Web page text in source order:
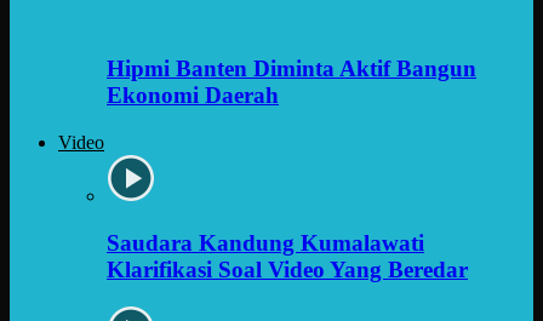
Hipmi Banten Diminta Aktif Bangun
Ekonomi Daerah
Video
Saudara Kandung Kumalawati
Klarifikasi Soal Video Yang Beredar